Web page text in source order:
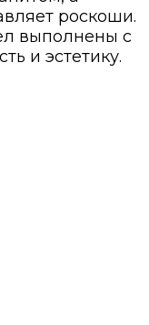
роскоши.
выполнены с
и эстетику.